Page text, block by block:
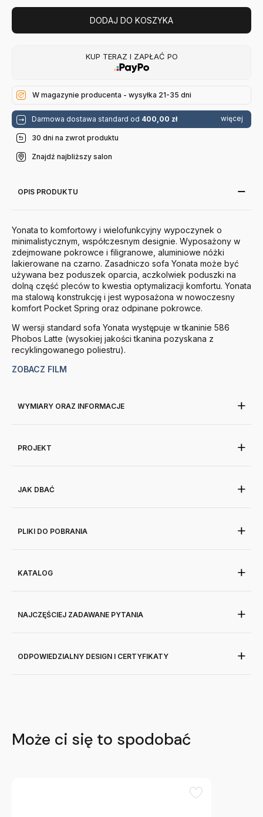
DODAJ DO KOSZYKA
KUP TERAZ I ZAPŁAĆ PO
W magazynie producenta - wysyłka 21-35 dni
Darmowa dostawa standard od 400,00 zł więcej
30 dni na zwrot produktu
Znajdź najbliższy salon
OPIS PRODUKTU
Yonata to komfortowy i wielofunkcyjny wypoczynek o
minimalistycznym, współczesnym designie. Wyposażony w
zdejmowane pokrowce i filigranowe, aluminiowe nóżki
lakierowane na czarno. Zasadniczo sofa Yonata może być
używana bez poduszek oparcia, aczkolwiek poduszki na
dolną część pleców to kwestia optymalizacji komfortu. Yonata
ma stalową konstrukcję i jest wyposażona w nowoczesny
komfort Pocket Spring oraz odpinane pokrowce.
W wersji standard sofa Yonata występuje w tkaninie 586
Phobos Latte (wysokiej jakości tkanina pozyskana z
recyklingowanego poliestru).
ZOBACZ FILM
WYMIARY ORAZ INFORMACJE
PROJEKT
JAK DBAĆ
PLIKI DO POBRANIA
KATALOG
NAJCZĘŚCIEJ ZADAWANE PYTANIA
ODPOWIEDZIALNY DESIGN I CERTYFIKATY
Może ci się to spodobać